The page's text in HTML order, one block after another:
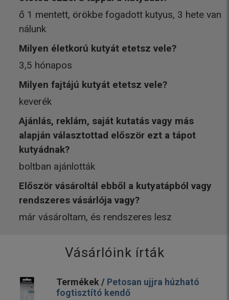
ő 1 mentett, örökbe fogadott kutyus, 3 hete van
nálunk
Milyen életkorú kutyát etetsz vele?
3,5 hónapos
Milyen fajtájú kutyát etetsz vele?
keverék
Ajánlás, reklám, saját kutatás vagy más
alapján választottad először ezt a tápot
kutyádnak?
boltban ajánlották
Először vásároltál ebből a kutyatápból vagy
rendszeres vásárlója vagy?
már vásároltam, és rendszeres lesz
Vásárlóink írták
Termékek / Petosan ujjra húzható
fogtisztító kendő